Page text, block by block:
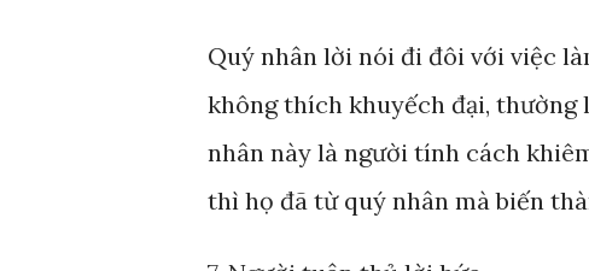
Quý nhân lời nói đi đôi với việc
không thích khuyếch đại, thường
nhân này là người tính cách
thì họ đã từ quý nhân mà biến